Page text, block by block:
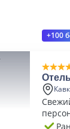
+100